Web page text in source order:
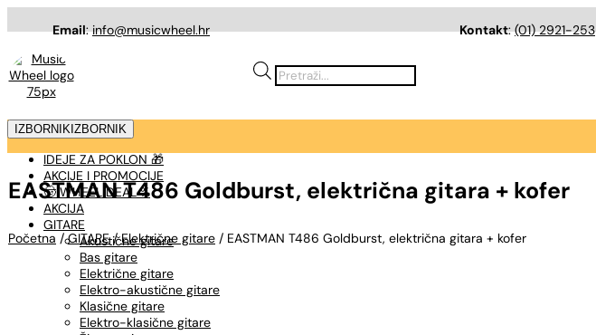
Email: info@musicwheel.hr Kontakt:(01) 2921-253
Products
search
IZBORNIK IZBORNIK
IDEJE ZA POKLON 🎁
AKCIJE I PROMOCIJE
🤠 WHEEL DEAL %
AKCIJA
GITARE
Akustične gitare
Bas gitare
Električne gitare
Elektro-akustične gitare
Klasične gitare
Elektro-klasične gitare
EASTMAN T486 Goldburst, električna gitara + kofer
Početna /GITARE/Električne gitare / EASTMAN T486 Goldburst, električna gitara + kofer